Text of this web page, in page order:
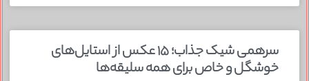
سرهمی شیک جذاب؛ ۱۵ عکس از استایل‌های
خوشگل و خاص برای همه سلیقه‌ها